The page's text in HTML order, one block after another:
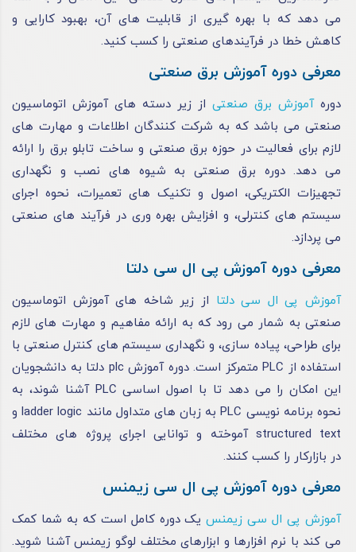
می ‌دهد که با بهره ‌گیری از قابلیت‌ های آن، بهبود کارایی و
کاهش خطا در فرآیندهای صنعتی را کسب کنید.
معرفی دوره آموزش برق صنعتی
دورهآموزش برق صنعتی از زیر دسته های آموزش اتوماسیون
صنعتی می باشد که به شرکت‌ کنندگان اطلاعات و مهارت‌ های
لازم برای فعالیت در حوزه برق صنعتی و ساخت تابلو برق را ارائه
می‌ دهد. دوره برق صنعتی به شیوه‌ های نصب و نگهداری
تجهیزات الکتریکی، اصول و تکنیک‌ های تعمیرات، نحوه‌ اجرای
سیستم‌ های کنترلی، و افزایش بهره‌ وری در فرآیند های صنعتی
می‌ پردازد.
معرفی دوره آموزش پی ال سی دلتا
آموزش پی ال سی دلتا از زیر شاخه های آموزش اتوماسیون
صنعتی به شمار می رود که به ارائه مفاهیم و مهارت ‌های لازم
برای طراحی، پیاده ‌سازی، و نگهداری سیستم ‌های کنترل صنعتی با
استفاده از PLC متمرکز است. دوره آموزش plc دلتا به دانشجویان
این امکان را می ‌دهد تا با اصول اساسی PLC آشنا شوند، به
نحوه برنامه ‌نویسی PLC به زبان‌ های متداول مانند ladder logic و
structured text آموخته و توانایی اجرای پروژه‌ های مختلف
در بازارکار را کسب کنند.
معرفی دوره آموزش پی ال سی زیمنس
آموزش پی ال سی زیمنسیک دوره کامل است که به شما کمک
می‌ کند با نرم‌ افزارها و ابزارهای مختلف لوگو زیمنس آشنا شوید.